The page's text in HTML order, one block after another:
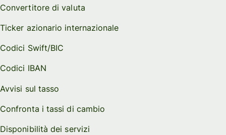
Convertitore di valuta
Ticker azionario internazionale
Codici Swift/BIC
Codici IBAN
Avvisi sul tasso
Confronta i tassi di cambio
Disponibilità dei servizi